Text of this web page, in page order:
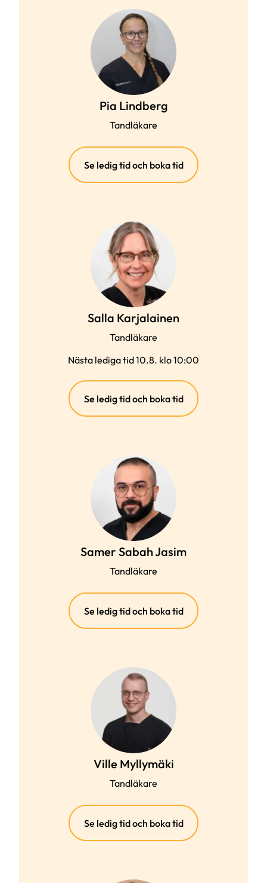
Pia Lindberg
Tandläkare
Se ledig tid och boka tid(extern
länk)
Salla Karjalainen
Tandläkare
Nästa lediga tid 10.8. klo 10:00
Se ledig tid och boka tid(extern
länk)
Samer Sabah Jasim
Tandläkare
Se ledig tid och boka tid(extern
länk)
Ville Myllymäki
Tandläkare
Se ledig tid och boka tid(extern
länk)